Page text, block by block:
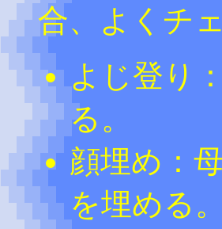
合、よくチ
よじ登り
る。
顔埋め：
を埋める。